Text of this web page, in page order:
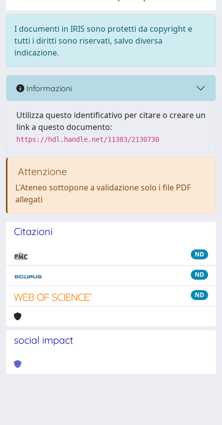
I documenti in IRIS sono protetti da copyright e
tutti i diritti sono riservati, salvo diversa
indicazione.
Informazioni
Utilizza questo identificativo per citare o creare un
link a questo documento:
https://hdl.handle.net/11383/2130730
Attenzione
L'Ateneo sottopone a validazione solo i file PDF
allegati
Citazioni
ND
ND
ND
social impact